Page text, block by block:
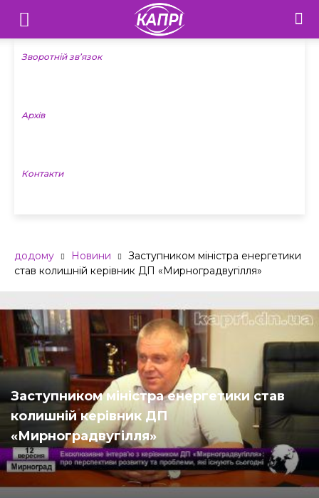
Телебачення
«Капрі»
Новини
Зворотній зв’язок
Архів
Контакти
додому Новини
Заступником міністра енергетики
став колишній керівник ДП «Мирноградвугілля»
Заступником міністра енергетики став
колишній керівник ДП
«Мирноградвугілля»